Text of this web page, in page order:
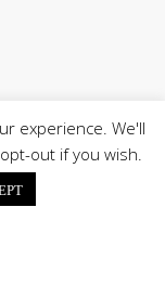
experience. We'll
out if you wish.